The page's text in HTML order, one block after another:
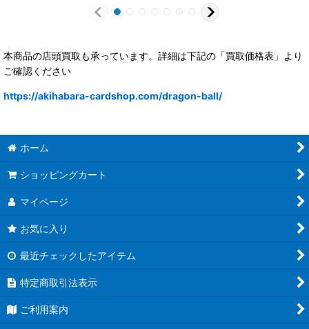
本商品の店頭買取も承っています。詳細は下記の「買取価格表」より
ご確認ください
https://akihabara-cardshop.com/dragon-ball/
ホーム
ショッピングカート
マイページ
お気に入り
最近チェックしたアイテム
特定商取引法表示
ご利用案内